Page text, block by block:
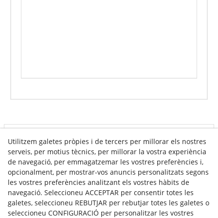
Info venda online
Contacte
Av. Tarragona, s/n
25300 Tàrrega(Lleida)Espanya
Utilitzem galetes pròpies i de tercers per millorar els nostres
serveis, per motius tècnics, per millorar la vostra experiència
de navegació, per emmagatzemar les vostres preferències i,
opcionalment, per mostrar-vos anuncis personalitzats segons
les vostres preferències analitzant els vostres hàbits de
navegació. Seleccioneu ACCEPTAR per consentir totes les
galetes, seleccioneu REBUTJAR per rebutjar totes les galetes o
seleccioneu CONFIGURACIÓ per personalitzar les vostres